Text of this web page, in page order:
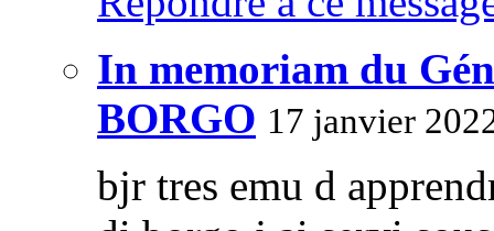
In memoriam du
BORGO 17 janvier
bjr tres emu d